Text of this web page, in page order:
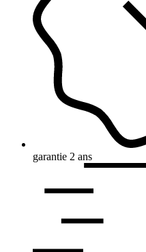
garantie 2 ans